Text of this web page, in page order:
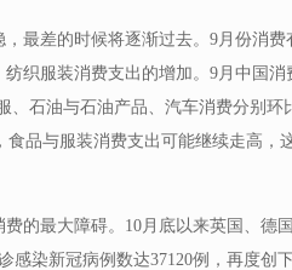
最差的时候将逐渐过去。9月份消
织服装消费支出的增加。9月中国消
、石油与石油产品、汽车消费分别环
食品与服装消费支出可能继续走高，
的最大障碍。10月底以来英国、德
感染新冠病例数达37120例，再度创